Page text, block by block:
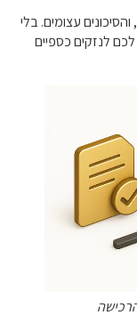
עצומים. בלי
לנזקים כספיים